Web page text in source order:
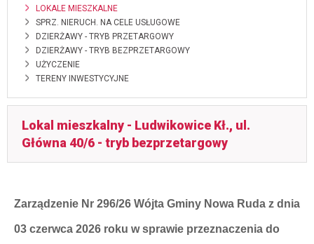
LOKALE MIESZKALNE
SPRZ. NIERUCH. NA CELE USŁUGOWE
DZIERŻAWY - TRYB PRZETARGOWY
DZIERŻAWY - TRYB BEZPRZETARGOWY
UŻYCZENIE
TERENY INWESTYCYJNE
Lokal mieszkalny - Ludwikowice Kł., ul.
Główna 40/6 - tryb bezprzetargowy
Zarządzenie Nr 296/26 Wójta Gminy Nowa Ruda z dnia
03 czerwca 2026 roku w sprawie przeznaczenia do